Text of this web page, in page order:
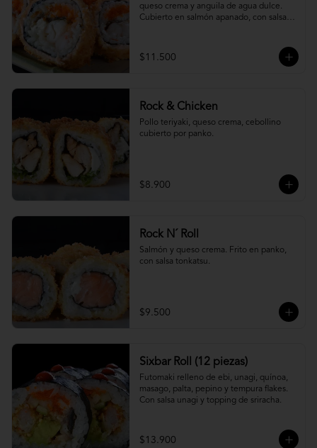
queso crema y anguila de agua dulce.
Cubierto en salmón apanado, con salsa
$11.500
Rock & Chicken
Pollo teriyaki, queso crema, cebollino
cubierto por panko.
$8.900
Rock N´ Roll
Salmón y queso crema. Frito en panko,
con salsa tonkatsu.
$9.500
Sixbar Roll (12 piezas)
Futomaki relleno de ebi, unagi, quínoa,
masago, palta, pepino y tempura flakes.
Con salsa unagi y topping de sriracha.
$13.900